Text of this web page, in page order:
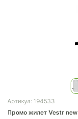
Артикул: 194533
Промо жилет Vestr new